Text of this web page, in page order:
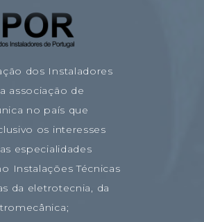
dos Instaladores
associação de
no país que
os interesses
especialidades
Instalações Técnicas
da eletrotecnia, da